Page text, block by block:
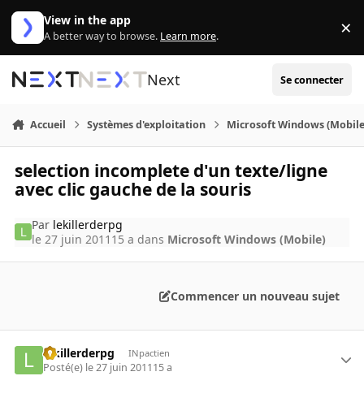
Aller au contenu
View in the app
A better way to browse. Learn more. ×
Next Se connecter
Accueil Systèmes d'exploitation Microsoft Windows
selection incomplete d'un texte/ligne
avec clic gauche de la souris
Par lekillerderpg
le 27 juin 2011 15 a dans Microsoft Windows (Mobile)
Commencer un nouveau sujet
lekillerderpg INpactien
Posté(e) le 27 juin 201115 a